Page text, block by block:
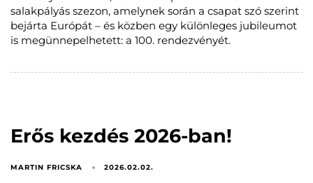
salakpályás szezon, amelynek során a csapat szó szerint
bejárta Európát – és közben egy különleges jubileumot
is megünnepelhetett: a 100. rendezvényét.
Erős kezdés 2026-ban!
MARTIN FRICSKA 2026.02.02.